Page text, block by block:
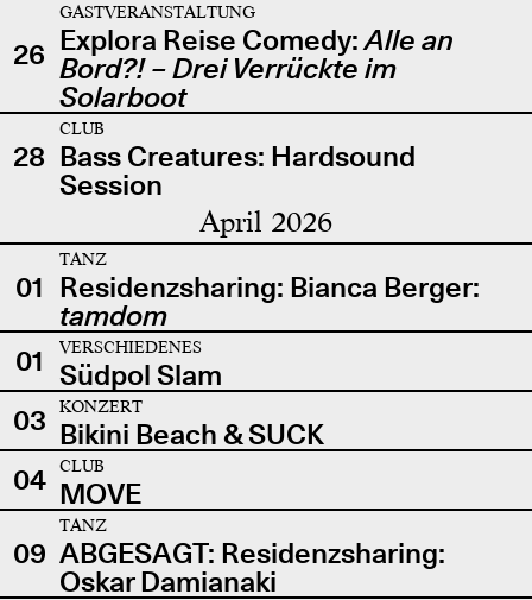
26
GASTVERANSTALTUNG
Explora Reise Comedy:Alle an
Bord?! – Drei Verrückte im
Solarboot
28
CLUB
Bass Creatures: Hardsound
Session
April 2026
01
TANZ
Residenzsharing: Bianca Berger:
tamdom
01
VERSCHIEDENES
Südpol Slam
03
KONZERT
Bikini Beach & SUCK
04
CLUB
MOVE
09
TANZ
ABGESAGT: Residenzsharing:
Oskar Damianaki